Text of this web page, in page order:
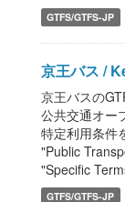
GTFS/GTFS-JP
京王バス /
京王バスの
公共交通オー
特定利用条件
"Public
"Specific
GTFS/GTFS-JP